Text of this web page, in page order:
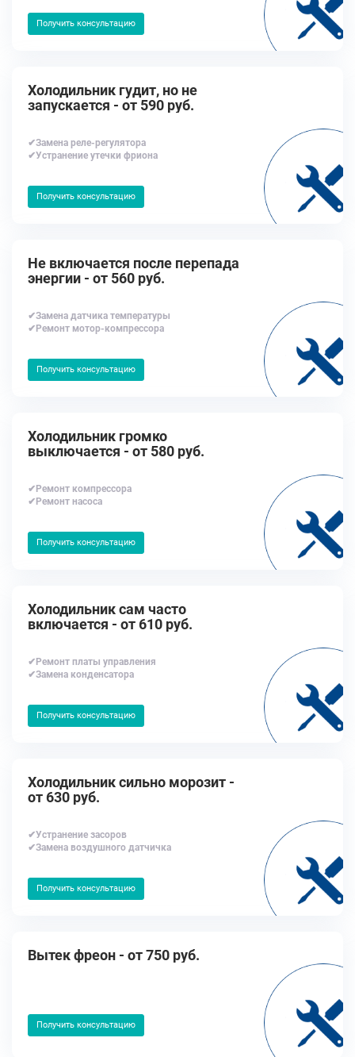
Получить консультацию
Холодильник гудит, но не
запускается - от 590 руб.
✔Замена реле-регулятора
✔Устранение утечки фриона
Получить консультацию
Не включается после перепада
энергии - от 560 руб.
✔Замена датчика температуры
✔Ремонт мотор-компрессора
Получить консультацию
Холодильник громко
выключается - от 580 руб.
✔Ремонт компрессора
✔Ремонт насоса
Получить консультацию
Холодильник сам часто
включается - от 610 руб.
✔Ремонт платы управления
✔Замена конденсатора
Получить консультацию
Холодильник сильно морозит -
от 630 руб.
✔Устранение засоров
✔Замена воздушного датчичка
Получить консультацию
Вытек фреон - от 750 руб.
Получить консультацию